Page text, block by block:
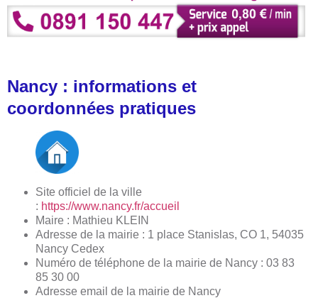
Nancy : informations et
coordonnées pratiques
Site officiel de la ville
: https://www.nancy.fr/accueil
Maire : Mathieu KLEIN
Adresse de la mairie : 1 place Stanislas, CO 1, 54035
Nancy Cedex
Numéro de téléphone de la mairie de Nancy : 03 83
85 30 00
Adresse email de la mairie de Nancy